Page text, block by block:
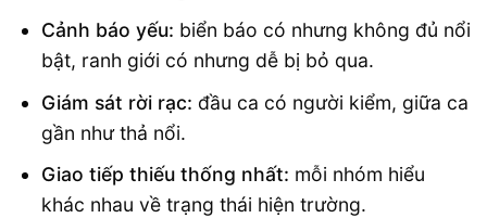
Cảnh báo yếu: biển báo có nhưng không đủ nổi
bật, ranh giới có nhưng dễ bị bỏ qua.
Giám sát rời rạc: đầu ca có người kiểm, giữa ca
gần như thả nổi.
Giao tiếp thiếu thống nhất: mỗi nhóm hiểu
khác nhau về trạng thái hiện trường.